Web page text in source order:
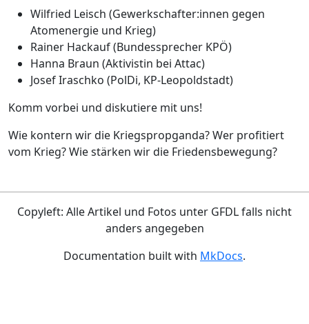
Wilfried Leisch (Gewerkschafter:innen gegen
Atomenergie und Krieg)
Rainer Hackauf (Bundessprecher KPÖ)
Hanna Braun (Aktivistin bei Attac)
Josef Iraschko (PolDi, KP-Leopoldstadt)
Komm vorbei und diskutiere mit uns!
Wie kontern wir die Kriegspropganda? Wer profitiert
vom Krieg? Wie stärken wir die Friedensbewegung?
Copyleft: Alle Artikel und Fotos unter GFDL falls nicht
anders angegeben
Documentation built with MkDocs.